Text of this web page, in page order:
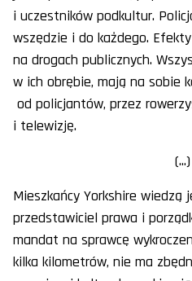
i uczestników podkultur.
wszędzie i do każdego.
na drogach publicznych.
w ich obrębie, mają na sobie
od policjantów, przez
i telewizję.
(...)
Mieszkańcy Yorkshire
przedstawiciel prawa i
mandat na sprawcę
kilka kilometrów, nie ma